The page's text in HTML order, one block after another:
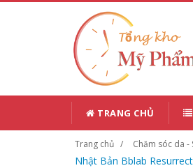
TRANG CHỦ
Trang chủ Chăm sóc da -
Nhật Bản Bblab